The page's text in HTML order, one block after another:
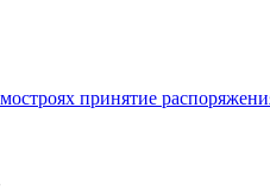
принятие